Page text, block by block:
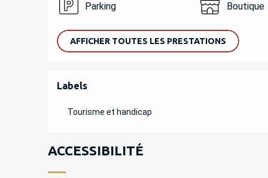
Parking Boutique
AFFICHER TOUTES LES PRESTATIONS
OFFRES DE
Labels
Labels
Tourisme et handicap
ACCESSIBILITÉ